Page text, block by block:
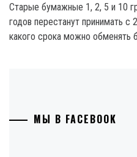
Старые бумажные 1, 2, 5 и 10
годов перестанут принимать с
какого срока можно обменять
МЫ В FACEBOOK